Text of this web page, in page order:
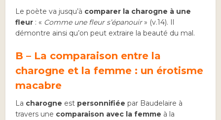
Le poète va jusqu’à comparer la charogne à une
fleur : « Comme une fleur s’épanouir» (v.14). Il
démontre ainsi qu’on peut extraire la beauté du mal.
B – La comparaison entre la
charogne et la femme : un érotisme
macabre
La charogne est personnifiée par Baudelaire à
travers une comparaison avec la femme à la